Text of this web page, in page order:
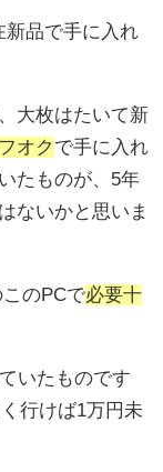
新品で手に入れ
大枚はたいて新
オク で手に入れ
たものが、5年
ないかと思いま
のPCで必要十
いたものです
行けば1万円未